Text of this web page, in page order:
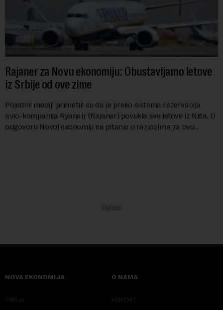
Rajaner za Novu ekonomiju: Obustavljamo letove
iz Srbije od ove zime
Pojedini mediji primetili su da je preko sistema rezervacija
avio-kompanija Ryanair (Rajaner) povukla sve letove iz Niša. U
odgovoru Novoj ekonomiji na pitanje o razlozima za ovo
NOVA EKONOMIJA
SRBIJA
O NAMA
KONTAKT